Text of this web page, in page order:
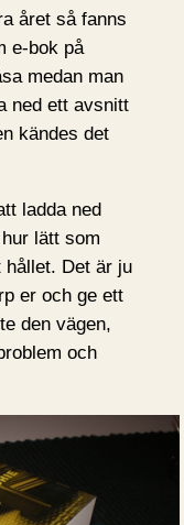
året så fanns
e-bok på
medan man
ned ett avsnitt
kändes det
ladda ned
lätt som
hållet. Det är ju
er och ge ett
den vägen,
och